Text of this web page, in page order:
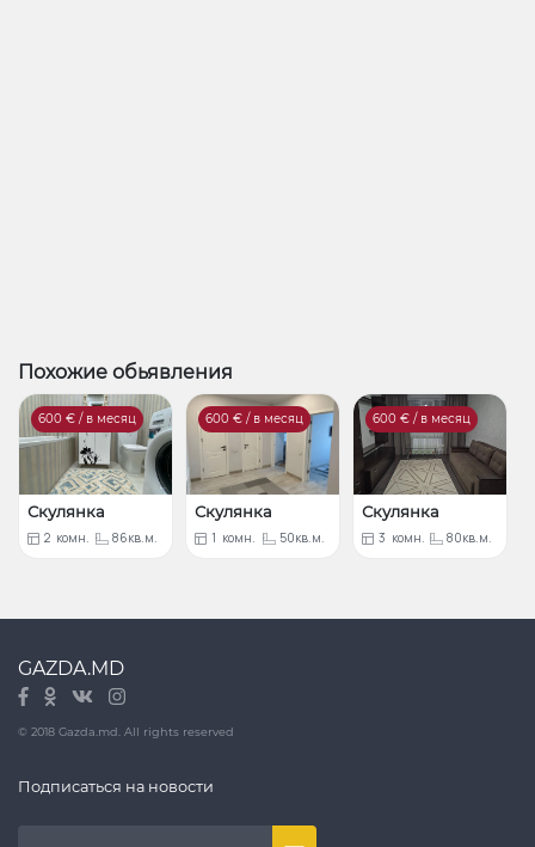
Похожие обьявления
600 € / в месяц
Скулянка
2 комн. 86кв.м.
600 € / в месяц
Скулянка
1 комн. 50кв.м.
600 € / в месяц
Скулянка
3 комн. 80кв.м.
GAZDA.MD
© 2018 Gazda.md. All rights reserved
Подписаться на новости